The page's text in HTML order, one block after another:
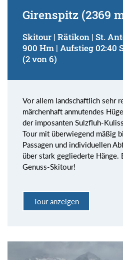
Girenspitz (2369
Skitour | Rätikon | St.
900 Hm | Aufstieg 02:40
(2 von 6)
Vor allem landschaftlich sehr
märchenhaft anmutendes
der imposanten Sulzfluh-
Tour mit überwiegend mäßig
Passagen und individuellen
über stark gegliederte Hänge.
Genuss-Skitour!
Tour anzeigen